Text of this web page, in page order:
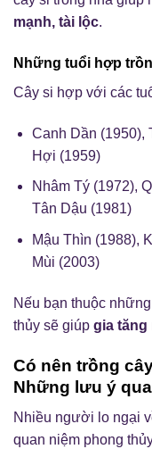
mạnh, tài lộc.
Những tuổi hợp
Cây si hợp với các
Canh Dần (1950),
Hợi (1959)
Nhâm Tý (1972),
Tân Dậu (1981)
Mậu Thìn (1988),
Mùi (2003)
Nếu bạn thuộc
thủy sẽ giúp gia tăng
Có nên trồng
Những lưu ý
Nhiều người lo ngại
quan niệm phong